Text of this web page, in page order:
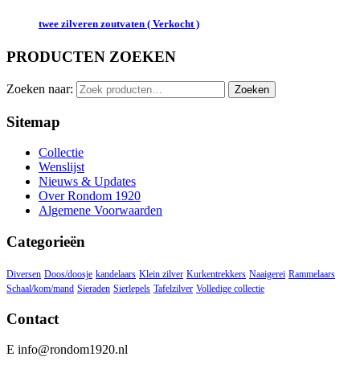
twee zilveren zoutvaten ( Verkocht )
PRODUCTEN ZOEKEN
Zoeken naar: Zoeken
Sitemap
Collectie
Wenslijst
Nieuws & Updates
Over Rondom 1920
Algemene Voorwaarden
Categorieën
Diversen Doos/doosje kandelaars Klein zilver Kurkentrekkers Naaigerei Rammelaars
Schaal/kom/mand Sieraden Sierlepels Tafelzilver Volledige collectie
Contact
E info@rondom1920.nl